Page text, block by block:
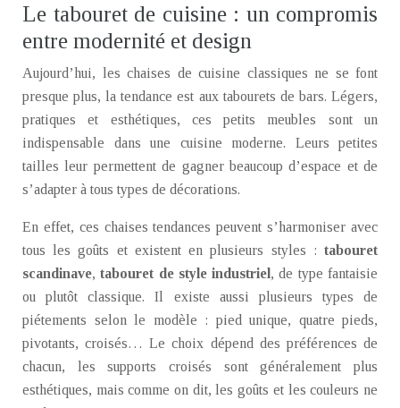
Le tabouret de cuisine : un compromis
entre modernité et design
Aujourd’hui, les chaises de cuisine classiques ne se font
presque plus, la tendance est aux tabourets de bars. Légers,
pratiques et esthétiques, ces petits meubles sont un
indispensable dans une cuisine moderne. Leurs petites
tailles leur permettent de gagner beaucoup d’espace et de
s’adapter à tous types de décorations.
En effet, ces chaises tendances peuvent s’harmoniser avec
tous les goûts et existent en plusieurs styles : tabouret
scandinave,tabouret de style industriel , de type fantaisie
ou plutôt classique. Il existe aussi plusieurs types de
piétements selon le modèle : pied unique, quatre pieds,
pivotants, croisés… Le choix dépend des préférences de
chacun, les supports croisés sont généralement plus
esthétiques, mais comme on dit, les goûts et les couleurs ne